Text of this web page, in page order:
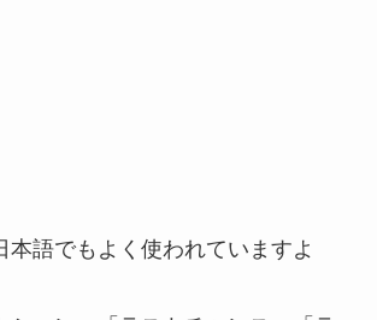
本語でもよく使われていますよ